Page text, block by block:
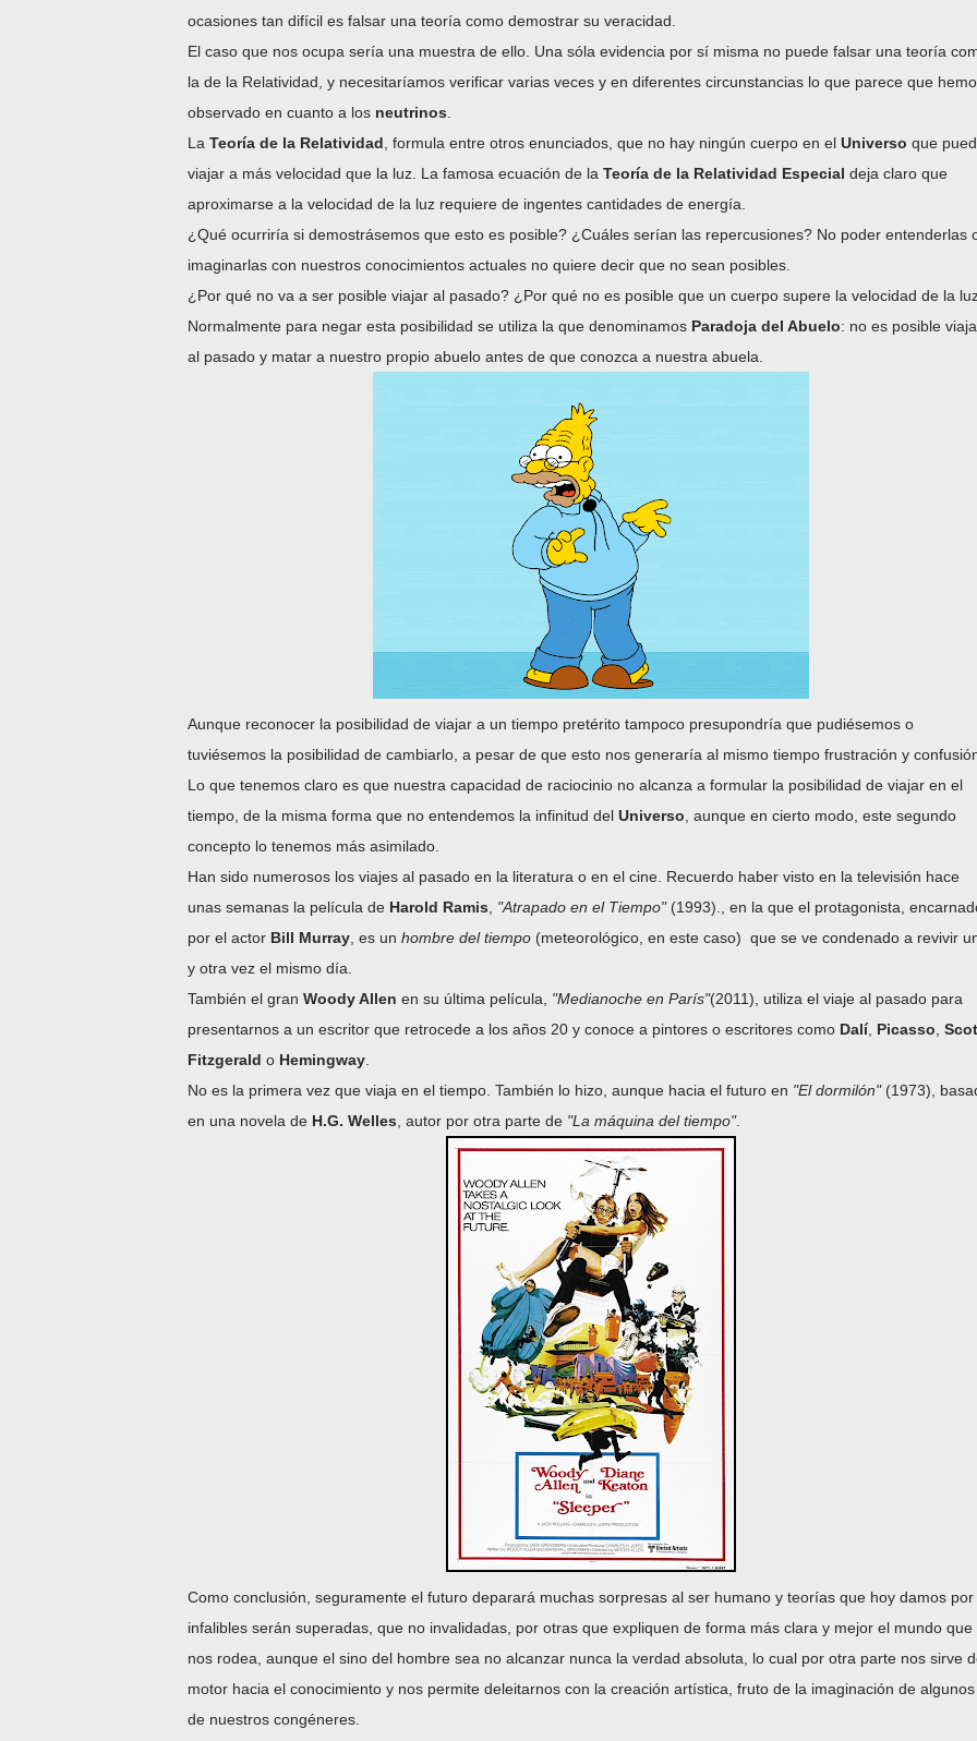
ocasiones tan difícil es falsar una teoría como demostrar su veracidad.
El caso que nos ocupa sería una muestra de ello. Una sóla evidencia por sí misma no puede falsar una teoría
la de la Relatividad, y necesitaríamos verificar varias veces y en diferentes circunstancias lo que parece que
observado en cuanto a los neutrinos
La Teoría de la Relatividad , formula entre otros enunciados, que no hay ningún cuerpo en el Universo que
viajar a más velocidad que la luz. La famosa ecuación de la Teoría de la Relatividad Especial deja claro que
aproximarse a la velocidad de la luz requiere de ingentes cantidades de energía.
¿Qué ocurriría si demostrásemos que esto es posible? ¿Cuáles serían las repercusiones? No poder entenderlas
imaginarlas con nuestros conocimientos actuales no quiere decir que no sean posibles.
¿Por qué no va a ser posible viajar al pasado? ¿Por qué no es posible que un cuerpo supere la velocidad de la
Normalmente para negar esta posibilidad se utiliza la que denominamos Paradoja del Abuelo: no es posible
al pasado y matar a nuestro propio abuelo antes de que conozca a nuestra abuela.
Aunque reconocer la posibilidad de viajar a un tiempo pretérito tampoco presupondría que pudiésemos o
tuviésemos la posibilidad de cambiarlo, a pesar de que esto nos generaría al mismo tiempo frustración y
Lo que tenemos claro es que nuestra capacidad de raciocinio no alcanza a formular la posibilidad de viajar en el
tiempo, de la misma forma que no entendemos la infinitud del Universo , aunque en cierto modo, este segundo
concepto lo tenemos más asimilado.
Han sido numerosos los viajes al pasado en la literatura o en el cine. Recuerdo haber visto en la televisión hace
unas semanas la película de Harold Ramis "Atrapado en el Tiempo"(1993)., en la que el protagonista,
por el actor Bill Murray , es un hombre del tiempo (meteorológico, en este caso) que se ve condenado a revivir
y otra vez el mismo día.
También el gran Woody Allen en su última película, "Medianoche en París"(2011), utiliza el viaje al pasado para
presentarnos a un escritor que retrocede a los años 20 y conoce a pintores o escritores como Dalí, Picasso
Fitzgerald o Hemingway
No es la primera vez que viaja en el tiempo. También lo hizo, aunque hacia el futuro en "El dormilón"(1973),
en una novela de H.G. Welles , autor por otra parte de "La máquina del tiempo".
Como conclusión, seguramente el futuro deparará muchas sorpresas al ser humano y teorías que hoy damos por
infalibles serán superadas, que no invalidadas, por otras que expliquen de forma más clara y mejor el mundo que
nos rodea, aunque el sino del hombre sea no alcanzar nunca la verdad absoluta, lo cual por otra parte nos sirve
motor hacia el conocimiento y nos permite deleitarnos con la creación artística, fruto de la imaginación de algunos
de nuestros congéneres.